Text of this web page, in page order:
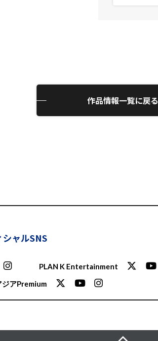
作品情報一覧に戻る
シャルSNS
PLAN K Entertainment
ジアPremium